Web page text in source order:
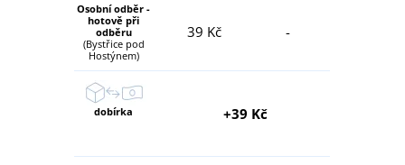
Osobní odběr -
hotově při
odběru
(Bystřice pod
Hostýnem)
39 Kč -
dobírka +39 Kč